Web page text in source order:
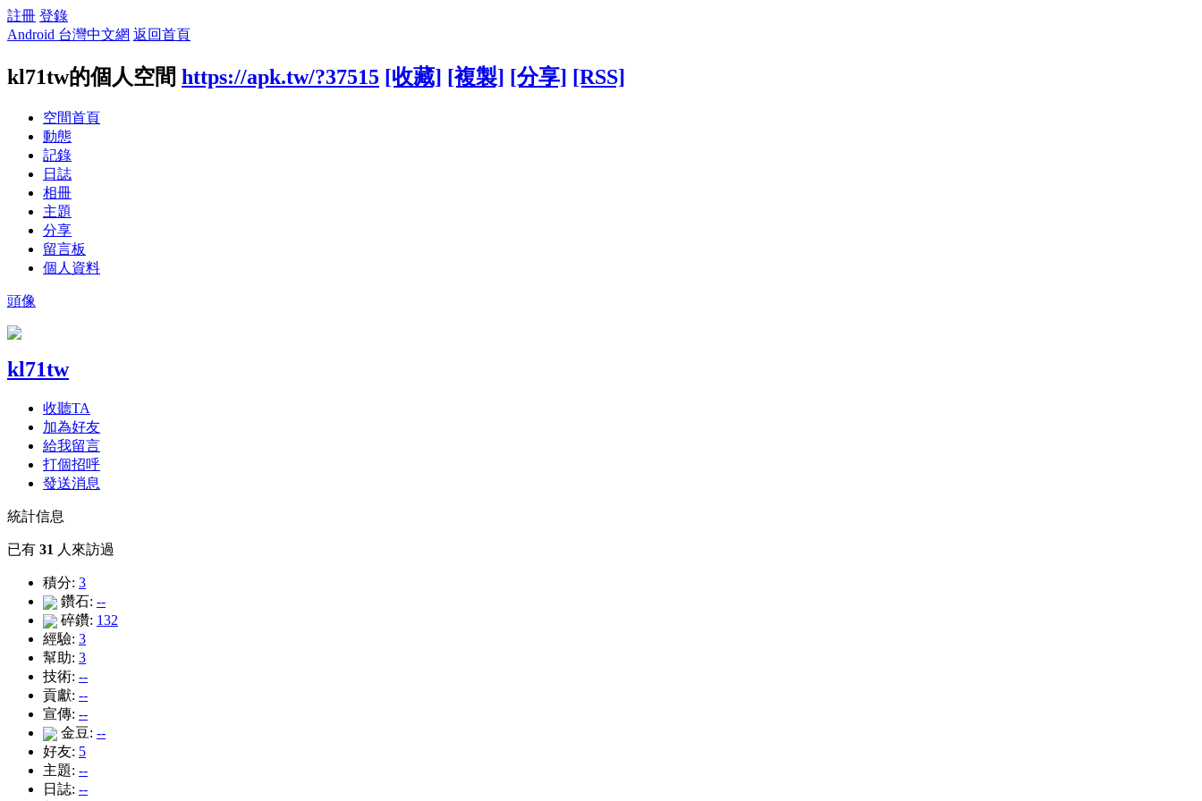
註冊 登錄
Android 台灣中文網 返回首頁
kl71tw的個人空間 https://apk.tw/?37515 [收藏] [複製] [分享] [RSS]
空間首頁
動態
記錄
日誌
相冊
主題
分享
留言板
個人資料
頭像
kl71tw
收聽TA
加為好友
給我留言
打個招呼
發送消息
統計信息
已有 31 人來訪過
積分: 3
鑽石: --
碎鑽: 132
經驗: 3
幫助: 3
技術: --
貢獻: --
宣傳: --
金豆: --
好友: 5
主題: --
日誌: --